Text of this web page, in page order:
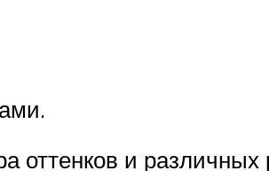
и различных